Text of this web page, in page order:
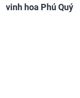
vinh hoa Phú Quý